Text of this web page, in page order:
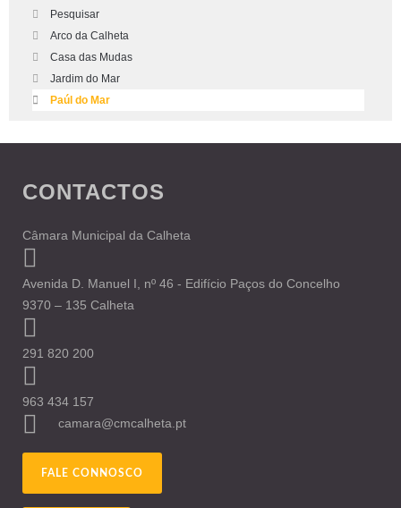
Pesquisar
Arco da Calheta
Casa das Mudas
Jardim do Mar
Paúl do Mar
CONTACTOS
Câmara Municipal da Calheta
Avenida D. Manuel I, nº 46 - Edifício Paços do Concelho
9370 – 135 Calheta
291 820 200
963 434 157
camara@cmcalheta.pt
FALE CONNOSCO